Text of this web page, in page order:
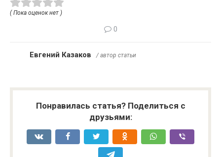
( Пока оценок нет )
0
Евгений Казаков / автор статьи
Понравилась статья? Поделиться с
друзьями: